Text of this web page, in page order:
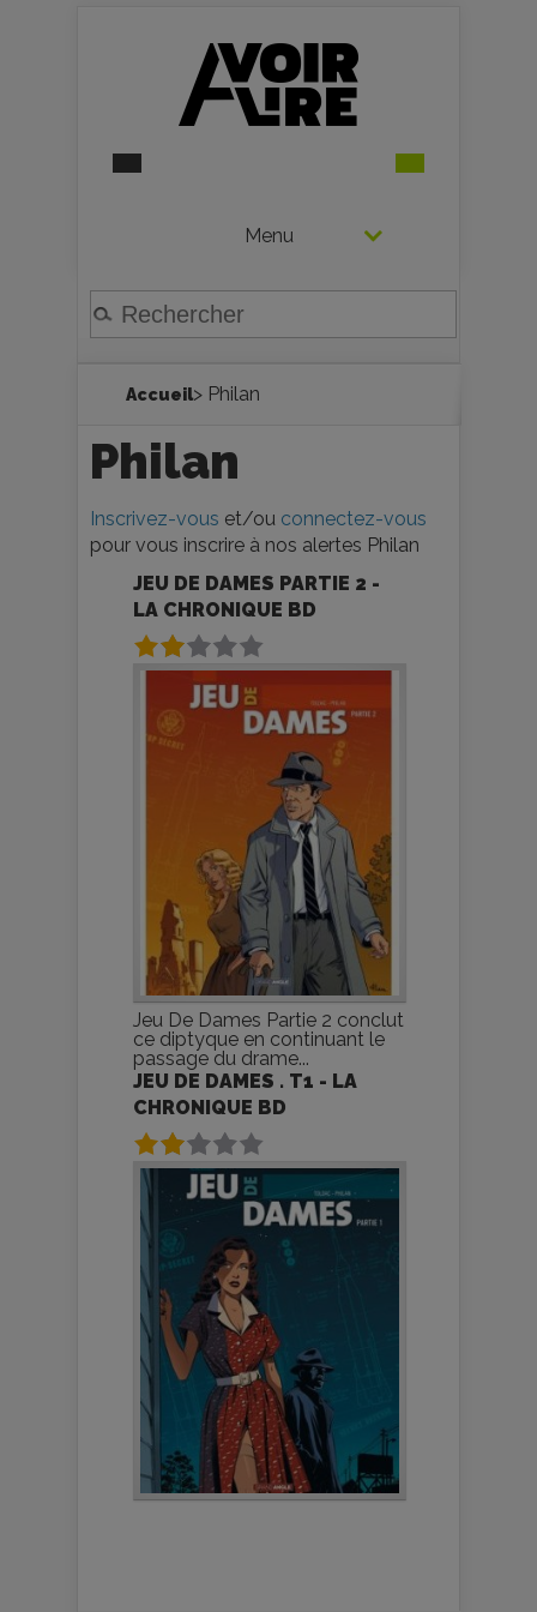
Menu
Accueil> Philan
Philan
Inscrivez-vous et/ou connectez-vous
pour vous inscrire à nos alertes Philan
JEU DE DAMES PARTIE 2 -
LA CHRONIQUE BD
Jeu De Dames Partie 2 conclut
ce diptyque en continuant le
passage du drame...
JEU DE DAMES . T1 - LA
CHRONIQUE BD